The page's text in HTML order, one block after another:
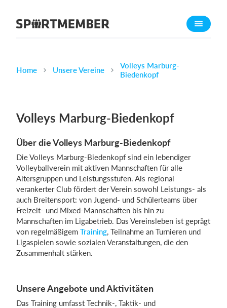
Über SportMember
Karriere
Trainingsplan
Homepage erstellen
Vereins App
Belegungsplan
Was kostet es?
Deutsch
Home Unsere Vereine
Volleys Marburg-
Biedenkopf
Volleys Marburg-Biedenkopf
Über die Volleys Marburg-Biedenkopf
Die Volleys Marburg-Biedenkopf sind ein lebendiger
Volleyballverein mit aktiven Mannschaften für alle
Altersgruppen und Leistungsstufen. Als regional
verankerter Club fördert der Verein sowohl Leistungs- als
auch Breitensport: von Jugend- und Schülerteams über
Freizeit- und Mixed-Mannschaften bis hin zu
Mannschaften im Ligabetrieb. Das Vereinsleben ist geprägt
von regelmäßigem Training, Teilnahme an Turnieren und
Ligaspielen sowie sozialen Veranstaltungen, die den
Zusammenhalt stärken.
Unsere Angebote und Aktivitäten
Das Training umfasst Technik-, Taktik- und